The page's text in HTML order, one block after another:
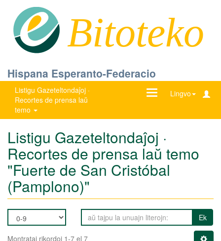
Bitoteko
Hispana Esperanto-Federacio
Listigu Gazeteltondaĵoj ·
Recortes de prensa laŭ
temo
Lingvo
Ŝanĝu
Listigu Gazeteltondaĵoj ·
Recortes de prensa laŭ temo
"Fuerte de San Cristóbal
(Pamplono)"
Ek
Montrataj rikordoj 1-7 el 7